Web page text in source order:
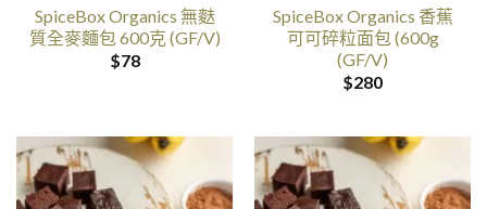
SpiceBox Organics 無麩
質全麥麵包 600克 (GF/V)
$78
SpiceBox Organics 香蕉
可可碎粒面包 (600g
(GF/V)
$280